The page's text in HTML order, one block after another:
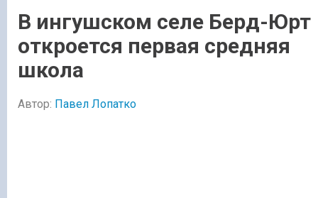
В ингушском селе Берд-Юрт
откроется первая средняя
школа
Автор: Павел Лопатко